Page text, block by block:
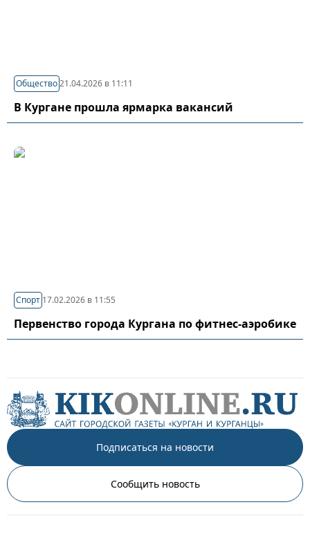
Общество21.04.2026 в 11:11
В Кургане прошла ярмарка вакансий
Спорт 17.02.2026 в 11:55
Первенство города Кургана по фитнес-аэробике
Подписаться на новости
Сообщить новость